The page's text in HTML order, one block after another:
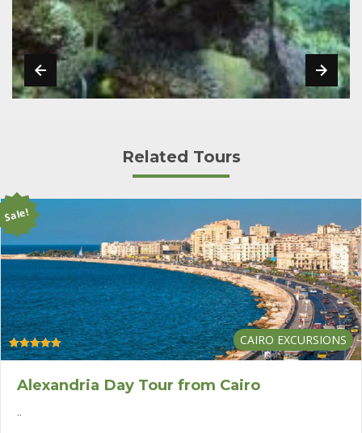
Related Tours
Sale!
CAIRO EXCURSIONS
Rated
Alexandria Day Tour from Cairo
..